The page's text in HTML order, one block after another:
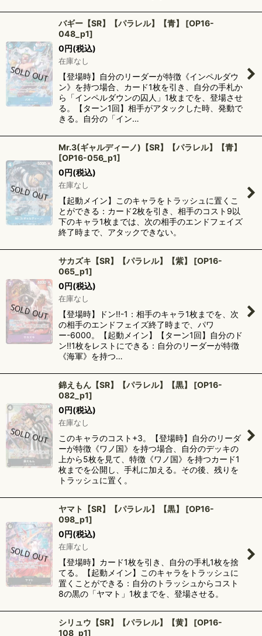
バギー【SR】【パラレル】【青】 [OP16-
048_p1]
0円(税込)
在庫なし
【登場時】自分のリーダーが特徴《インペルダウ
ン》を持つ場合、カード1枚を引き、自分の手札か
ら「インペルダウンの囚人」1枚までを、登場させ
る。【ターン1回】相手がアタックした時、発動で
きる。自分の「イン…
Mr.3(ギャルディーノ)【SR】【パラレル】【青】
[OP16-056_p1]
0円(税込)
在庫なし
【起動メイン】このキャラをトラッシュに置くこ
とができる：カード2枚を引き、相手のコスト9以
下のキャラ1枚までは、次の相手のエンドフェイズ
終了時まで、アタックできない。
サカズキ【SR】【パラレル】【紫】 [OP16-
065_p1]
0円(税込)
在庫なし
【登場時】ドン!!-1：相手のキャラ1枚までを、次
の相手のエンドフェイズ終了時まで、パワ
ー-6000。【起動メイン】【ターン1回】自分のド
ン!!1枚をレストにできる：自分のリーダーが特徴
《海軍》を持つ…
錦えもん【SR】【パラレル】【黒】 [OP16-
082_p1]
0円(税込)
在庫なし
このキャラのコスト+3。【登場時】自分のリーダ
ーが特徴《ワノ国》を持つ場合、自分のデッキの
上から5枚を見て、特徴《ワノ国》を持つカード1
枚までを公開し、手札に加える。その後、残りを
トラッシュに置く。
ヤマト【SR】【パラレル】【黒】 [OP16-
098_p1]
0円(税込)
在庫なし
【登場時】カード1枚を引き、自分の手札1枚を捨
てる。【起動メイン】このキャラをトラッシュに
置くことができる：自分のトラッシュからコスト
8の黒の「ヤマト」1枚までを、登場させる。
シリュウ【SR】【パラレル】【黄】 [OP16-
108_p1]